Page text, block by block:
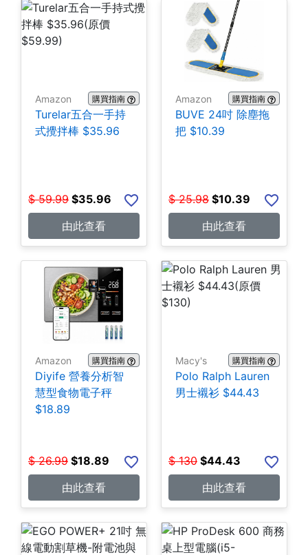
Amazon 購買指南
Turelar五合一手持
式攪拌棒 $35.96
$ 59.99 $35.96
由此查看
Amazon 購買指南
BUVE 24吋 除塵拖
把 $10.39
$ 25.98 $10.39
由此查看
Amazon 購買指南
Diyife 營養分析智
慧型食物電子秤
$18.89
$ 26.99 $18.89
由此查看
Macy's 購買指南
Polo Ralph Lauren
男士襯衫 $44.43
$ 130 $44.43
由此查看